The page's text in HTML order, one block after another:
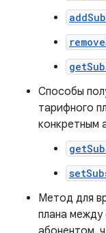
Способы
тарифного
конкретным
Метод для
плана между